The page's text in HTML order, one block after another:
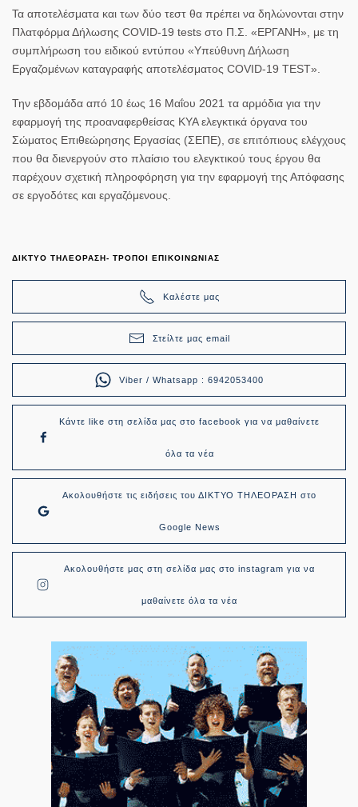
Τα αποτελέσματα και των δύο τεστ θα πρέπει να δηλώνονται στην
Πλατφόρμα Δήλωσης COVID-19 tests στο Π.Σ. «ΕΡΓΑΝΗ», με τη
συμπλήρωση του ειδικού εντύπου «Υπεύθυνη Δήλωση
Εργαζομένων καταγραφής αποτελέσματος COVID-19 TEST».
Την εβδομάδα από 10 έως 16 Μαΐου 2021 τα αρμόδια για την
εφαρμογή της προαναφερθείσας ΚΥΑ ελεγκτικά όργανα του
Σώματος Επιθεώρησης Εργασίας (ΣΕΠΕ), σε επιτόπιους ελέγχους
που θα διενεργούν στο πλαίσιο του ελεγκτικού τους έργου θα
παρέχουν σχετική πληροφόρηση για την εφαρμογή της Απόφασης
σε εργοδότες και εργαζόμενους.
ΔΙΚΤΥΟ ΤΗΛΕΟΡΑΣΗ- ΤΡΟΠΟΙ ΕΠΙΚΟΙΝΩΝΙΑΣ
Καλέστε μας
Στείλτε μας email
Viber / Whatsapp : 6942053400
Κάντε like στη σελίδα μας στο facebook για να μαθαίνετε
όλα τα νέα
Ακολουθήστε τις ειδήσεις του ΔΙΚΤΥΟ ΤΗΛΕΟΡΑΣΗ στο
Google News
Ακολουθήστε μας στη σελίδα μας στο instagram για να
μαθαίνετε όλα τα νέα